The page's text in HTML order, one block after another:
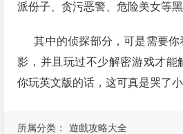
所属分类： 遊戲攻略大全
派份子、贪污恶警、危险美女等
其中的侦探部分，可是需要
影，并且玩过不少解密游戏才能
你玩英文版的话，这可真是哭了小